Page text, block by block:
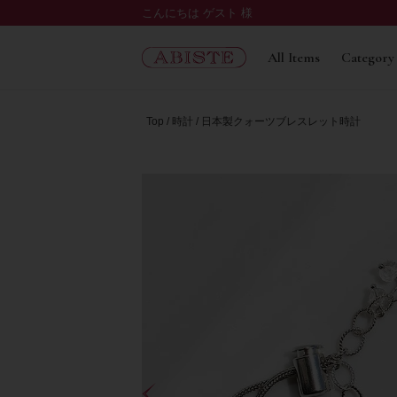
こんにちは ゲスト 様
All Items Category
Top 時計 日本製クォーツブレスレット時計